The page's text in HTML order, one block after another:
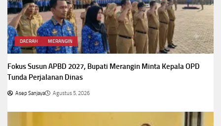
DAERAH MERANGIN
Fokus Susun APBD 2027, Bupati Merangin Minta Kepala OPD
Tunda Perjalanan Dinas
Asep Sanjaya Agustus 5, 2026